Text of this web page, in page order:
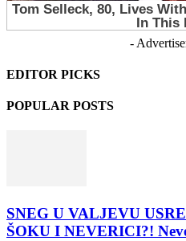
-
EDITOR PICKS
POPULAR POSTS
SNEG U VALJEVU
ŠOKU I NEVERICI?!